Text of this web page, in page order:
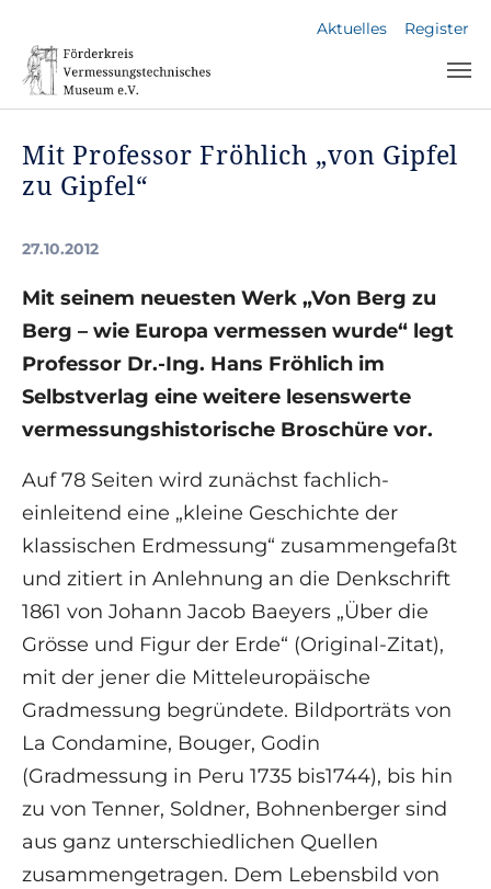
Aktuelles Register
Mit Professor Fröhlich „von Gipfel
zu Gipfel“
27.10.2012
Mit seinem neuesten Werk „Von Berg zu
Berg – wie Europa vermessen wurde“ legt
Professor Dr.-Ing. Hans Fröhlich im
Selbstverlag eine weitere lesenswerte
vermessungshistorische Broschüre vor.
Auf 78 Seiten wird zunächst fachlich-
einleitend eine „kleine Geschichte der
klassischen Erdmessung“ zusammengefaßt
und zitiert in Anlehnung an die Denkschrift
1861 von Johann Jacob Baeyers „Über die
Grösse und Figur der Erde“ (Original-Zitat),
mit der jener die Mitteleuropäische
Gradmessung begründete. Bildporträts von
La Condamine, Bouger, Godin
(Gradmessung in Peru 1735 bis1744), bis hin
zu von Tenner, Soldner, Bohnenberger sind
aus ganz unterschiedlichen Quellen
zusammengetragen. Dem Lebensbild von